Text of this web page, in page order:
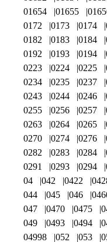
01654
01655
0172
0173 0174
0182
0183 0184
0192
0193 0194
0223
0224 0225
0234
0235 0237
0243
0244 0246
0255
0256 0257
0263
0264 0265
0270
0274 0276
0282
0283 0284
0291
0293 0294
04
042 0422
044
045 046
047
0470 0475
049
0493 0494
04998
052 053